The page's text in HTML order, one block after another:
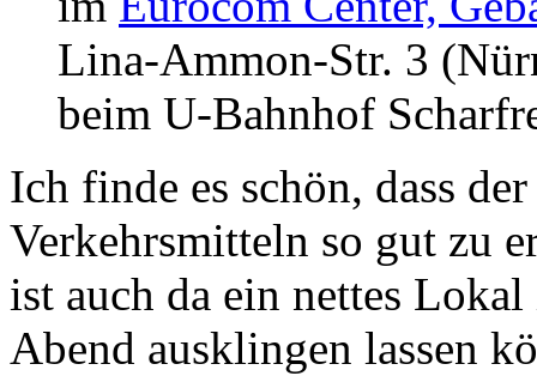
Lina-Ammon-Str. 3
beim U-Bahnhof
Ich finde es schön, dass
Verkehrsmitteln so gut zu
ist auch da ein nettes
Abend ausklingen lassen